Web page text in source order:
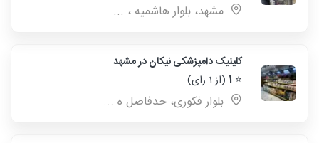
مشهد، بلوار هاشمیه ، ...
کلینیک دامپزشکی نیکان در مشهد
⭐
1 (از 1 رای)
بلوار فکوری، حدفاصل ه ...